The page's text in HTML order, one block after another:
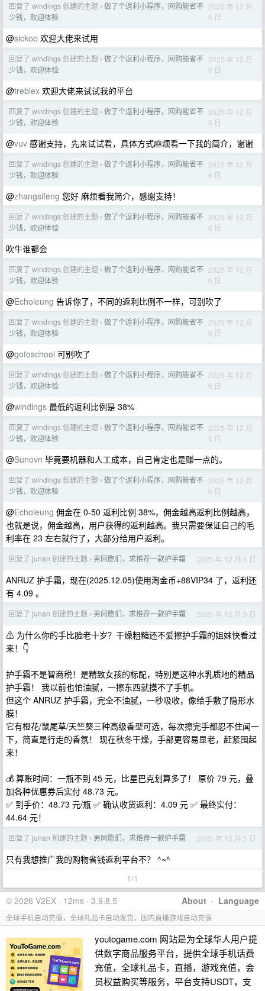
回复了 windings 创建的主题 › 做了个返利小程序，网购能省不
少钱，欢迎体验
2025 年 12 月
6 日
@sickoo 欢迎大佬来试用
回复了 windings 创建的主题 › 做了个返利小程序，网购能省不
少钱，欢迎体验
2025 年 12 月
6 日
@treblex 欢迎大佬来试试我的平台
回复了 windings 创建的主题 › 做了个返利小程序，网购能省不
少钱，欢迎体验
2025 年 12 月
6 日
@vuv 感谢支持，先来试试看，具体方式麻烦看一下我的简介，谢谢
回复了 windings 创建的主题 › 做了个返利小程序，网购能省不
少钱，欢迎体验
2025 年 12 月
6 日
@zhangsifeng 您好 麻烦看我简介，感谢支持！
回复了 windings 创建的主题 › 做了个返利小程序，网购能省不
少钱，欢迎体验
2025 年 12 月
6 日
吹牛谁都会
回复了 windings 创建的主题 › 做了个返利小程序，网购能省不
少钱，欢迎体验
2025 年 12 月
6 日
@Echoleung 告诉你了，不同的返利比例不一样，可别吹了
回复了 windings 创建的主题 › 做了个返利小程序，网购能省不
少钱，欢迎体验
2025 年 12 月
6 日
@gotoschool 可别吹了
回复了 windings 创建的主题 › 做了个返利小程序，网购能省不
少钱，欢迎体验
2025 年 12 月
6 日
@windings 最低的返利比例是 38%
回复了 windings 创建的主题 › 做了个返利小程序，网购能省不
少钱，欢迎体验
2025 年 12 月
6 日
@Sunovn 毕竟要机器和人工成本，自己肯定也是赚一点的。
回复了 windings 创建的主题 › 做了个返利小程序，网购能省不
少钱，欢迎体验
2025 年 12 月
6 日
@Echoleung 佣金在 0-50 返利比例 38%，佣金越高返利比例越高，
也就是说，佣金越高，用户获得的返利越高。我只需要保证自己的毛
利率在 23 左右就行了，大部分给用户返利。
回复了 junan 创建的主题 › 男同胞们，求推荐一款护手霜 2025 年 12 月 5 日
ANRUZ 护手霜，现在(2025.12.05)使用淘金币+88VIP34 了，返利还
有 4.09 。
回复了 junan 创建的主题 › 男同胞们，求推荐一款护手霜 2025 年 12 月 5 日
⚠ 为什么你的手比脸老十岁？干燥粗糙还不爱擦护手霜的姐妹快看过
来！👇
护手霜不是智商税！是精致女孩的标配，特别是这种水乳质地的精品
护手霜！ 我以前也怕油腻，一擦东西就摸不了手机。
但这个 ANRUZ 护手霜，完全不油腻，一秒吸收，像给手敷了隐形水
膜！
它有橙花/鼠尾草/天竺葵三种高级香型可选，每次擦完手都忍不住闻一
下，简直是行走的香氛！ 现在秋冬干燥，手部更容易显老，赶紧囤起
来！
💰 算账时间：一瓶不到 45 元，比星巴克划算多了！ 原价 79 元，叠
加各种优惠券后实付 48.73 元。
✅ 到手价：48.73 元/瓶 ✅ 确认收货返利：4.09 元 ✅ 最终实付：
44.64 元！
回复了 junan 创建的主题 › 男同胞们，求推荐一款护手霜 2025 年 12 月 5 日
只有我想推广我的购物省钱返利平台不？ ^~^
1/1
About · Language
© 2026 V2EX · 12ms · 3.9.8.5
全球手机自动充值，全球礼品卡自动发货，国内直播游戏自动充值
youtogame.com 网站是为全球华人用户提
供数字商品服务平台，提供全球手机话费
充值，全球礼品卡，直播，游戏充值，会
员权益购买等服务，平台支持USDT，支